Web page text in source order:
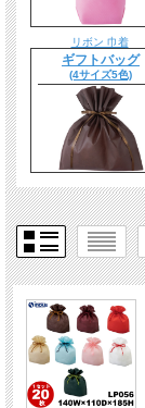
リボン 巾着
ギフトバッグ
(4サイズ5色)